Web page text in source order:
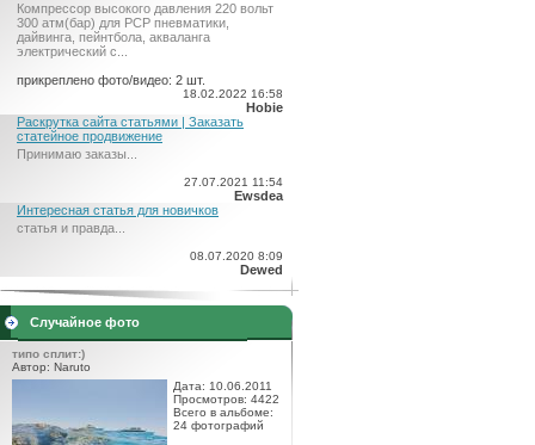
Компрессор высокого давления 220 вольт
300 атм(бар) для PCP пневматики,
дайвинга, пейнтбола, акваланга
электрический c...
прикреплено фото/видео: 2 шт.
18.02.2022 16:58
Hobie
Раскрутка сайта статьями | Заказать
статейное продвижение
Принимаю заказы...
27.07.2021 11:54
Ewsdea
Интересная статья для новичков
статья и правда...
08.07.2020 8:09
Dewed
Случайное фото
типо сплит:)
Автор: Naruto
Дата: 10.06.2011
Просмотров: 4422
Всего в альбоме:
24 фотографий